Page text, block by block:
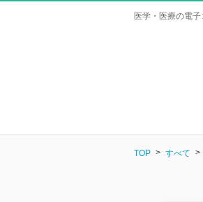
医学・医療の電
TOP すべて